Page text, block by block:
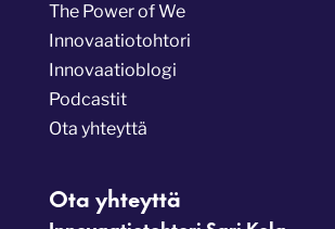
The Power of We
Innovaatiotohtori
Innovaatioblogi
Podcastit
Ota yhteyttä
Ota yhteyttä